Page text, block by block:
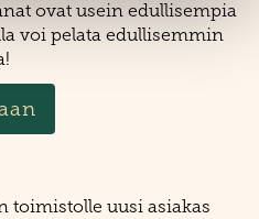
ovat usein edullisempia
voi pelata edullisemmin
toimistolle uusi asiakas